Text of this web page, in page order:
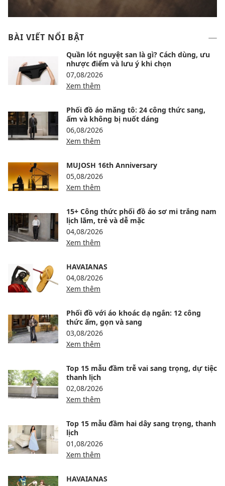
BÀI VIẾT NỔI BẬT
Quần lót nguyệt san là gì? Cách dùng, ưu
nhược điểm và lưu ý khi chọn
07,08/2026
Xem thêm
Phối đồ áo măng tô: 24 công thức sang,
ấm và không bị nuốt dáng
06,08/2026
Xem thêm
MUJOSH 16th Anniversary
05,08/2026
Xem thêm
15+ Công thức phối đồ áo sơ mi trắng nam
lịch lãm, trẻ và dễ mặc
04,08/2026
Xem thêm
HAVAIANAS
04,08/2026
Xem thêm
Phối đồ với áo khoác dạ ngắn: 12 công
thức ấm, gọn và sang
03,08/2026
Xem thêm
Top 15 mẫu đầm trễ vai sang trọng, dự tiệc
thanh lịch
02,08/2026
Xem thêm
Top 15 mẫu đầm hai dây sang trọng, thanh
lịch
01,08/2026
Xem thêm
HAVAIANAS